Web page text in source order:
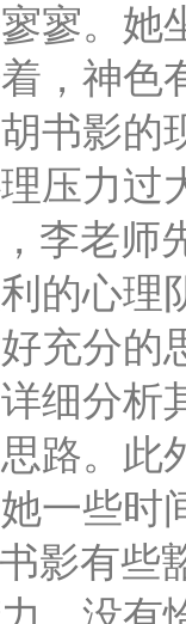
寥。她
，神色
书影的
压力过
李老师
的心理
充分的
细分析
路。此
一些时
影有些